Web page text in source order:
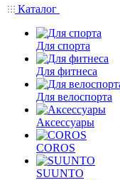
Каталог
Для спорта
Для фитнеса
Для велоспорта
Аксессуары
COROS
SUUNTO